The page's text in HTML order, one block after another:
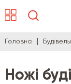
Головна
Ножі